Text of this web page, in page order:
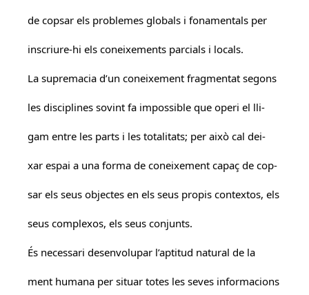
de copsar els problemes globals i fonamentals per
inscriure-hi els coneixements parcials i locals.
La supremacia d’un coneixement fragmentat segons
les disciplines sovint fa impossible que operi el lli-
gam entre les parts i les totalitats; per això cal dei-
xar espai a una forma de coneixement capaç de cop-
sar els seus objectes en els seus propis contextos, els
seus complexos, els seus conjunts.
És necessari desenvolupar l’aptitud natural de la
ment humana per situar totes les seves informacions